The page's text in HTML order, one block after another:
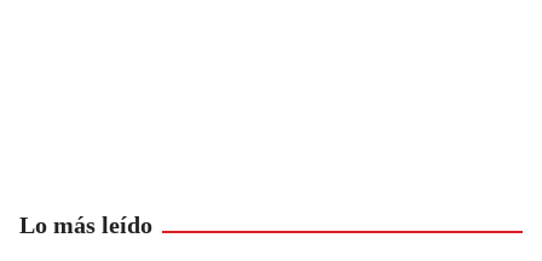
Lo más leído